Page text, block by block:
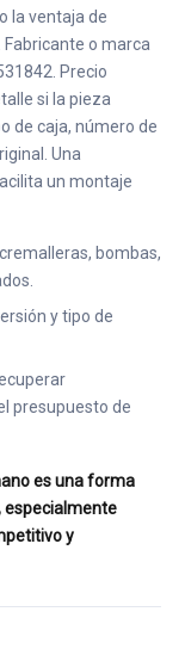
la ventaja de
o marca
Precio
si la pieza
de caja, número de
Una
un montaje
bombas,
y tipo de
presupuesto de
es una forma
especialmente
y